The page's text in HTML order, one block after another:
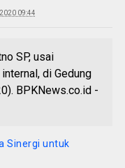
09:44
SP, usai
di Gedung
BPKNews.co.id -
Sinergi untuk